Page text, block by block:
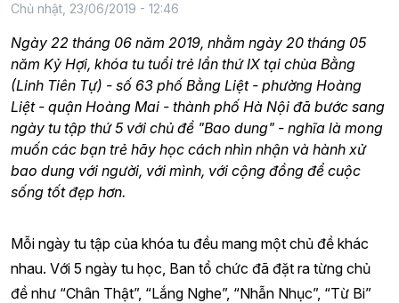
Chủ nhật, 23/06/2019 - 12:46
Ngày 22 tháng 06 năm 2019, nhằm ngày 20 tháng 05
năm Kỷ Hợi, khóa tu tuổi trẻ lần thứ IX tại chùa Bằng
(Linh Tiên Tự) - số 63 phố Bằng Liệt - phường Hoàng
Liệt - quận Hoàng Mai - thành phố Hà Nội đã bước sang
ngày tu tập thứ 5 với chủ đề "Bao dung" - nghĩa là mong
muốn các bạn trẻ hãy học cách nhìn nhận và hành xử
bao dung với người, với mình, với cộng đồng để cuộc
sống tốt đẹp hơn.
Mỗi ngày tu tập của khóa tu đều mang một chủ đề khác
nhau. Với 5 ngày tu học, Ban tổ chức đã đặt ra từng chủ
đề như “Chân Thật”, “Lắng Nghe”, “Nhẫn Nhục”, “Từ Bi”